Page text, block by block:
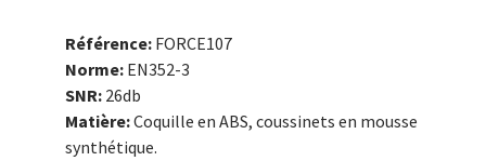
Référence: FORCE107
Norme: EN352-3
SNR: 26db
Matière:Coquille en ABS, coussinets en mousse
synthétique.